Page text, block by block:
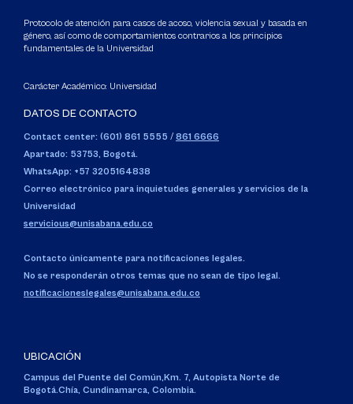
Protocolo de atención para casos de acoso, violencia sexual y basada en
género, así como de comportamientos contrarios a los principios
fundamentales de la Universidad
Carácter Académico: Universidad
DATOS DE CONTACTO
Contact center: (601) 861 5555 / 861 6666
Apartado: 53753, Bogotá.
WhatsApp: +57 3205164838
Correo electrónico para inquietudes generales y servicios de la
Universidad
servicious@unisabana.edu.co
Contacto únicamente para notificaciones legales.
No se responderán otros temas que no sean de tipo legal.
notificacioneslegales@unisabana.edu.co
UBICACIÓN
Campus del Puente del Común,Km. 7, Autopista Norte de
Bogotá.Chía, Cundinamarca, Colombia.